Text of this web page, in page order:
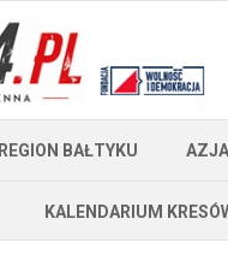
REGION BAŁTYKU
KALENDARIUM